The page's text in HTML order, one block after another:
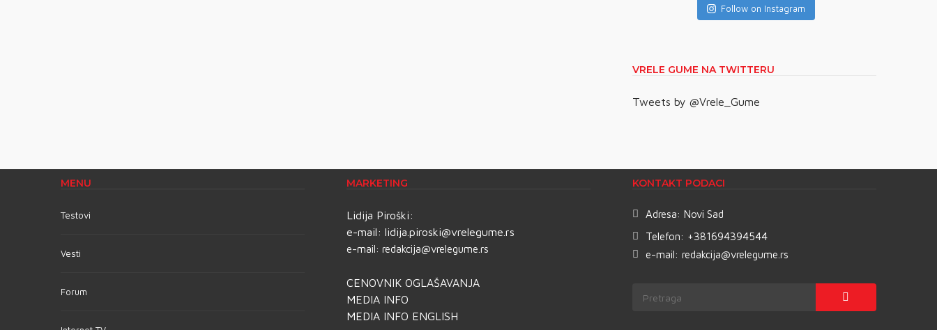
Follow on Instagram
VRELE GUME NA TWITTERU
Tweets by @Vrele_Gume
MENU
Testovi
Vesti
Forum
MARKETING
Lidija Piroški:
e-mail: lidija.piroski@vrelegume.rs
e-mail: redakcija@vrelegume.rs
CENOVNIK OGLAŠAVANJA
MEDIA INFO
MEDIA INFO ENGLISH
KONTAKT PODACI
Adresa: Novi Sad
Telefon: +381694394544
e-mail: redakcija@vrelegume.rs